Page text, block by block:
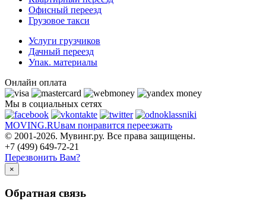
Офисный переезд
Грузовое такси
Услуги грузчиков
Дачный переезд
Упак. материалы
Онлайн оплата
Мы в социальных сетях
MOVING.RUвам понравится переезжать
© 2001-2026. Мувинг.ру. Все права защищены.
+7 (499) 649-72-21
Перезвонить Вам?
×
Обратная связь